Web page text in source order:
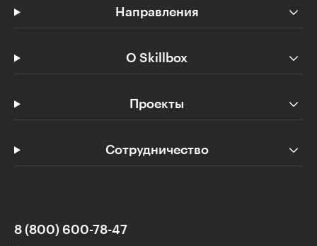
Направления
О Skillbox
Проекты
Сотрудничество
8 (800) 600-78-47